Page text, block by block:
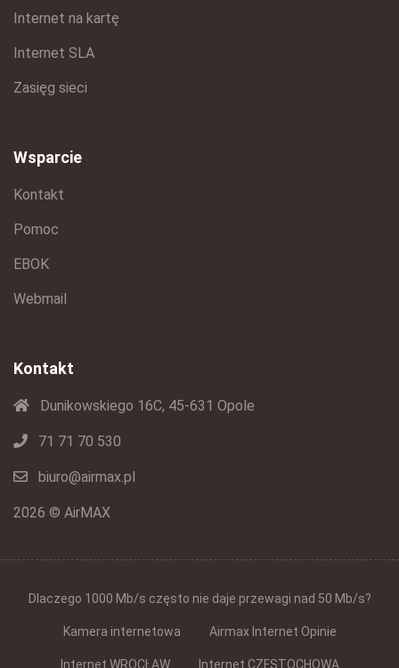
Internet na kartę
Internet SLA
Zasięg sieci
Wsparcie
Kontakt
Pomoc
EBOK
Webmail
Kontakt
Dunikowskiego 16C, 45-631 Opole
71 71 70 530
biuro@airmax.pl
2026 © AirMAX
Dlaczego 1000 Mb/s często nie daje przewagi nad 50 Mb/s?
Kamera internetowa Airmax Internet Opinie
Internet WROCŁAW Internet CZĘSTOCHOWA